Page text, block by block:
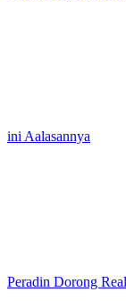
ini Aalasannya
Peradin Dorong